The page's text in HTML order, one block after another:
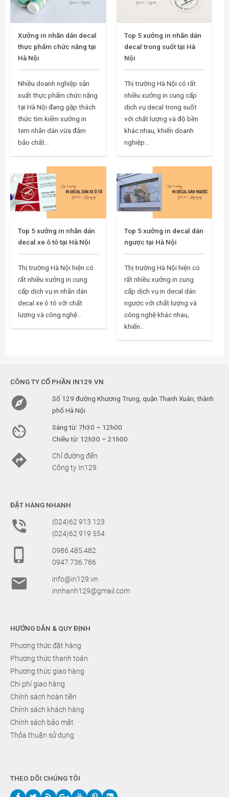
Xưởng in nhãn dán decal
thực phẩm chức năng tại
Hà Nội
Nhiều doanh nghiệp sản
xuất thực phẩm chức năng
tại Hà Nội đang gặp thách
thức tìm kiếm xưởng in
tem nhãn dán vừa đảm
bảo chất...
Top 5 xưởng in nhãn dán
decal trong suốt tại Hà
Nội
Thị trường Hà Nội có rất
nhiều xưởng in cung cấp
dịch vụ decal trong suốt
với chất lượng và độ bền
khác nhau, khiến doanh
nghiệp...
Top 5 xưởng in nhãn dán
decal xe ô tô tại Hà Nội
Thị trường Hà Nội hiện có
rất nhiều xưởng in cung
cấp dịch vụ in nhãn dán
decal xe ô tô với chất
lượng và công nghệ...
Top 5 xưởng in decal dán
ngược tại Hà Nội
Thị trường Hà Nội hiện có
rất nhiều xưởng in cung
cấp dịch vụ in decal dán
ngược với chất lượng và
công nghệ khác nhau,
khiến...
CÔNG TY CỔ PHẦN IN129.VN

Số 129 đường Khương Trung, quận Thanh Xuân, thành
phố Hà Nội

Sáng từ: 7h30 ÷ 12h00
Chiều từ: 12h30 ÷ 21h00

Chỉ đường đến
Công ty In129
ĐẶT HÀNG NHANH

(024)62 913 123
(024)62 919 554

0986.485.482
0947.736.786

info@in129.vn
innhanh129@gmail.com
HƯỚNG DẪN & QUY ĐỊNH
Phương thức đặt hàng
Phương thức thanh toán
Phương thức giao hàng
Chi phí giao hàng
Chính sách hoàn tiền
Chính sách khách hàng
Chính sách bảo mật
Thỏa thuận sử dụng
THEO DÕI CHÚNG TÔI